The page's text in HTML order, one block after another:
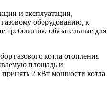
и эксплуатации,
оборудованию, к
требования, обязательные для
газового котла отопления
площадь и
2 кВт мощности котла